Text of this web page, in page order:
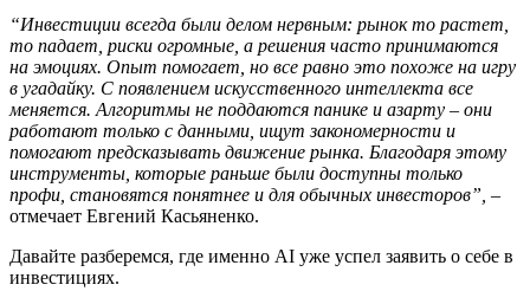
“Инвестиции всегда были делом нервным: рынок то растет,
то падает, риски огромные, а решения часто принимаются
на эмоциях. Опыт помогает, но все равно это похоже на игру
в угадайку. С появлением искусственного интеллекта все
меняется. Алгоритмы не поддаются панике и азарту – они
работают только с данными, ищут закономерности и
помогают предсказывать движение рынка. Благодаря этому
инструменты, которые раньше были доступны только
профи, становятся понятнее и для обычных инвесторов”, –
отмечает Евгений Касьяненко.
Давайте разберемся, где именно AI уже успел заявить о себе в
инвестициях.